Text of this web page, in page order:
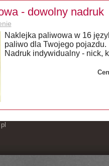
- dowolny nadruk
Naklejka paliwowa w 16
paliwo dla Twojego pojazdu.
Nadruk indywidualny - nick,